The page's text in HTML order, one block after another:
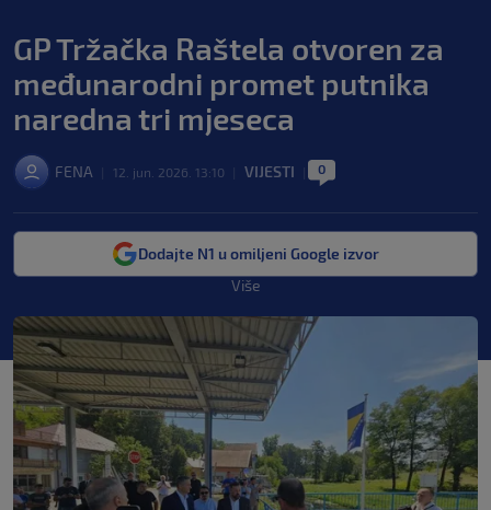
GP Tržačka Raštela otvoren za
međunarodni promet putnika
naredna tri mjeseca
FENA 12. jun. 2026. 13:10 VIJESTI 0
Dodajte N1 u omiljeni Google izvor
Više